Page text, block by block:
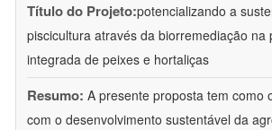
Título do Projeto:potencializando a
piscicultura através da biorremediação na
integrada de peixes e hortaliças
Resumo: A presente proposta tem como
com o desenvolvimento sustentável da